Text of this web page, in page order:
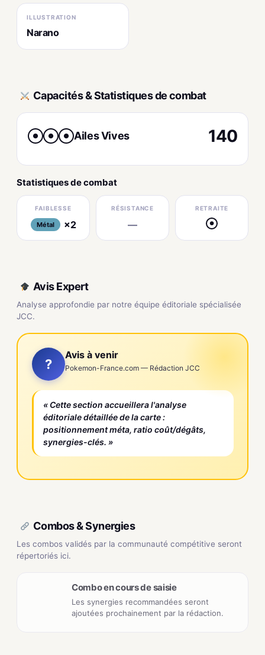
ILLUSTRATION
Narano
Capacités & Statistiques de combat
● ● ● Ailes Vives 140
Statistiques de combat
FAIBLESSE
Métal ×2
RÉSISTANCE
—
RETRAITE
●
Avis Expert
Analyse approfondie par notre équipe éditoriale spécialisée
JCC.
?
Avis à venir
Pokemon-France.com — Rédaction JCC
« Cette section accueillera l'analyse
éditoriale détaillée de la carte :
positionnement méta, ratio coût/dégâts,
synergies-clés. »
Combos & Synergies
Les combos validés par la communauté compétitive seront
répertoriés ici.
Combo en cours de saisie
Les synergies recommandées seront
ajoutées prochainement par la rédaction.